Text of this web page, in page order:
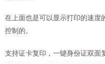
在上面也是可以显示打印的速度
控制的。
支持证卡复印，一键身份证双面